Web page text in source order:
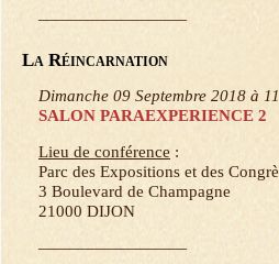
—————————
La Réincarnation
Dimanche 09 Septembre 2018 à
SALON PARAEXPERIENCE 2
Lieu de conférence :
Parc des Expositions et des
3 Boulevard de Champagne
21000 DIJON
—————————